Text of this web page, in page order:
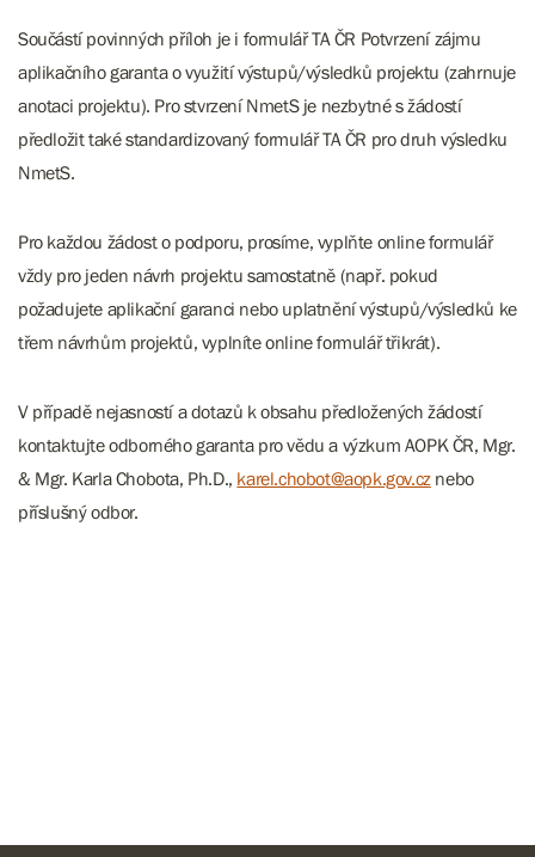
Součástí povinných příloh je i formulář TA ČR Potvrzení zájmu
aplikačního garanta o využití výstupů/výsledků projektu (zahrnuje
anotaci projektu). Pro stvrzení NmetS je nezbytné s žádostí
předložit také standardizovaný formulář TA ČR pro druh výsledku
NmetS.
Pro každou žádost o podporu, prosíme, vyplňte online formulář
vždy pro jeden návrh projektu samostatně (např. pokud
požadujete aplikační garanci nebo uplatnění výstupů/výsledků ke
třem návrhům projektů, vyplníte online formulář třikrát).
V případě nejasností a dotazů k obsahu předložených žádostí
kontaktujte odborného garanta pro vědu a výzkum AOPK ČR, Mgr.
& Mgr. Karla Chobota, Ph.D., karel.chobot@aopk.gov.cznebo
příslušný odbor.